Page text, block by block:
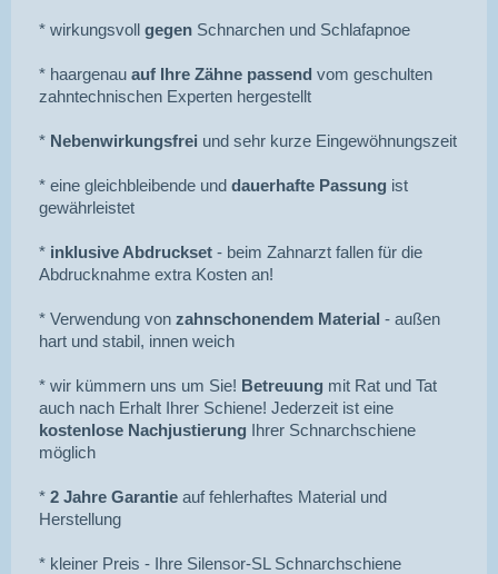
* wirkungsvoll gegen Schnarchen und Schlafapnoe
* haargenau auf Ihre Zähne passend vom geschulten
zahntechnischen Experten hergestellt
* Nebenwirkungsfrei und sehr kurze Eingewöhnungszeit
* eine gleichbleibende und dauerhafte Passung ist
gewährleistet
* inklusive Abdruckset - beim Zahnarzt fallen für die
Abdrucknahme extra Kosten an!
* Verwendung von zahnschonendem Material - außen
hart und stabil, innen weich
* wir kümmern uns um Sie! Betreuung mit Rat und Tat
auch nach Erhalt Ihrer Schiene! Jederzeit ist eine
kostenlose Nachjustierung Ihrer Schnarchschiene
möglich
* 2 Jahre Garantie auf fehlerhaftes Material und
Herstellung
* kleiner Preis - Ihre Silensor-SL Schnarchschiene